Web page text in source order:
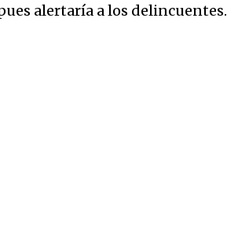
alertaría a los delincuentes.